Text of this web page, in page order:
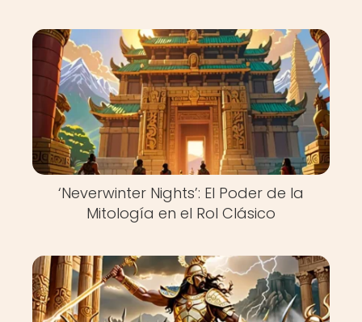
‘Neverwinter Nights’: El Poder de la
Mitología en el Rol Clásico